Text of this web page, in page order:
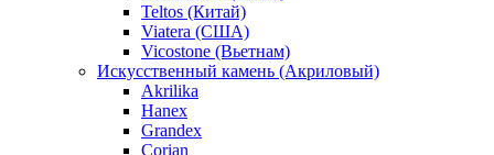
Teltos (Китай)
Viatera (США)
Vicostone (Вьетнам)
Искусственный камень (Акриловый)
Akrilika
Hanex
Grandex
Corian